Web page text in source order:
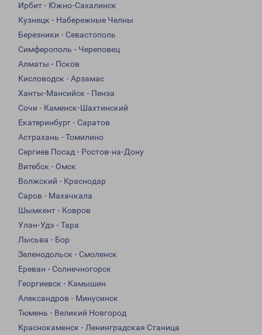
Ирбит - Южно-Сахалинск
Кузнецк - Набережные Челны
Березники - Севастополь
Симферополь - Череповец
Алматы - Псков
Кисловодск - Арзамас
Ханты-Мансийск - Пенза
Сочи - Каменск-Шахтинский
Екатеринбург - Саратов
Астрахань - Томилино
Сергиев Посад - Ростов-на-Дону
Витебск - Омск
Волжский - Краснодар
Саров - Махачкала
Шымкент - Ковров
Улан-Удэ - Тара
Лысьва - Бор
Зеленодольск - Смоленск
Ереван - Солнечногорск
Георгиевск - Камышин
Александров - Минусинск
Тюмень - Великий Новгород
Краснокаменск - Ленинградская Станица